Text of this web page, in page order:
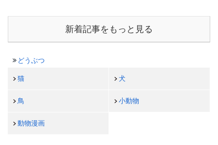
新着記事をもっと見る
どうぶつ
猫 犬
鳥 小動物
動物漫画